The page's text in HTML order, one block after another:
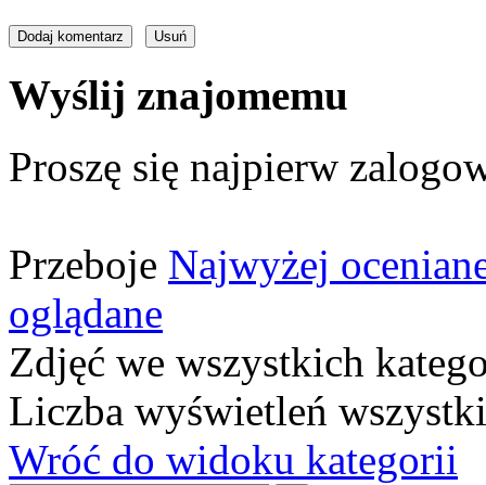
Wyślij znajomemu
Proszę się najpierw
Przeboje Najwyżej
oglądane
Zdjęć we wszystkich
Liczba wyświetleń
Wróć do widoku kategorii